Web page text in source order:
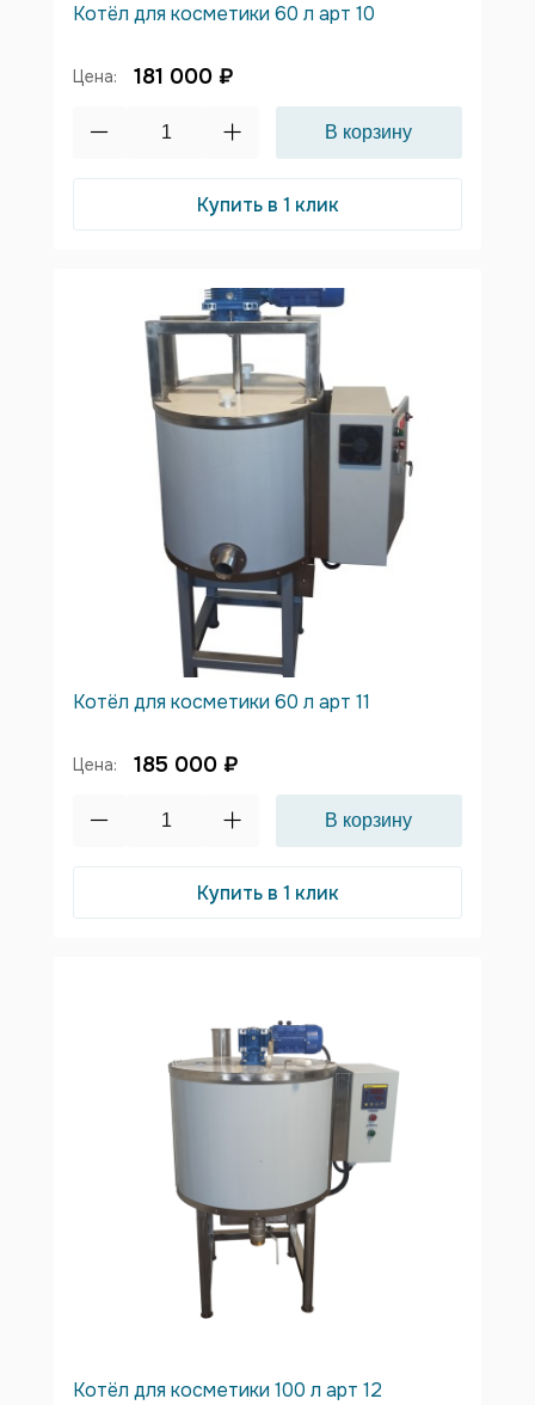
Котёл для косметики 60 л арт 10
Цена: 181 000 ₽
Купить в 1 клик
Котёл для косметики 60 л арт 11
Цена: 185 000 ₽
Купить в 1 клик
Котёл для косметики 100 л арт 12